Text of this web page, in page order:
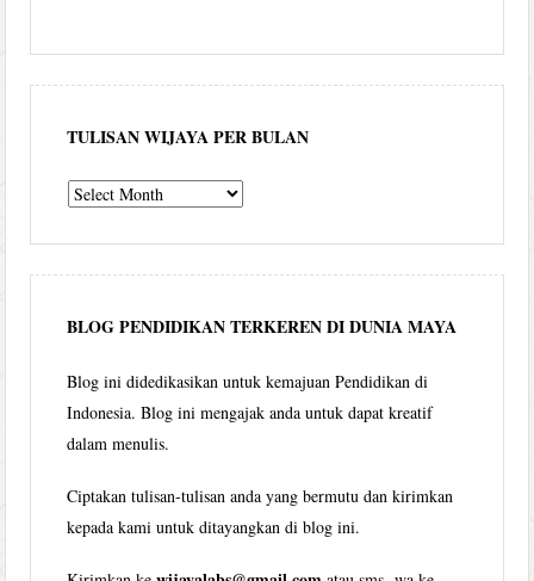
TULISAN WIJAYA PER BULAN
Tulisan
per
bulan
BLOG PENDIDIKAN TERKEREN DI DUNIA MAYA
Blog ini didedikasikan untuk kemajuan Pendidikan di
Indonesia. Blog ini mengajak anda untuk dapat kreatif
dalam menulis.
Ciptakan tulisan-tulisan anda yang bermutu dan kirimkan
kepada kami untuk ditayangkan di blog ini.